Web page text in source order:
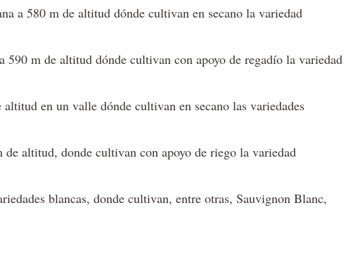
a 580 m de altitud dónde cultivan en secano la variedad
590 m de altitud dónde cultivan con apoyo de regadío la variedad
altitud en un valle dónde cultivan en secano las variedades
de altitud, donde cultivan con apoyo de riego la variedad
blancas, donde cultivan, entre otras, Sauvignon Blanc,